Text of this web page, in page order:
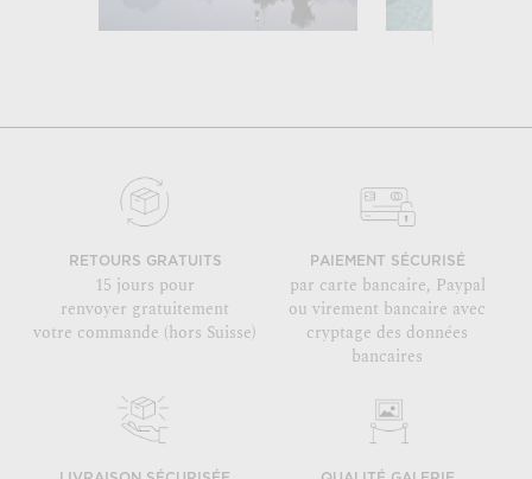
RETOURS GRATUITS
15 jours pour
renvoyer gratuitement
votre commande (hors Suisse)
PAIEMENT SÉCURISÉ
par carte bancaire, Paypal
ou virement bancaire avec
cryptage des données
bancaires